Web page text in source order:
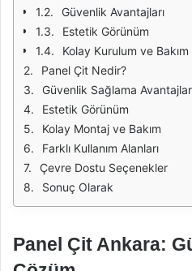
Güvenlik Avantajları
Estetik Görünüm
Kolay Kurulum ve Bakım
Panel Çit Nedir?
Güvenlik Sağlama
Estetik Görünüm
Kolay Montaj ve Bakım
Farklı Kullanım Alanları
Çevre Dostu Seçenekler
Sonuç Olarak
Panel Çit Ankara: